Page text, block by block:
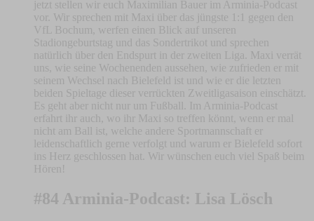
jetzt stellen wir euch Maximilian Bauer im Arminia-Podcast
vor. Wir sprechen mit Maxi über das jüngste 1:1 gegen den
VfL Bochum, werfen einen Blick auf unseren
Stadiongeburtstag und das Sondertrikot und sprechen
natürlich über den Endspurt in der zweiten Liga. Maxi verrät
uns, wie seine Wochenenden aussehen, wie zufrieden er mit
seinem Wechsel nach Bielefeld ist und wie er die letzten
beiden Spieltage dieser verrückten Zweitligasaison einschätzt.
Es geht aber nicht nur um Fußball. Im Arminia-Podcast
erfahrt ihr auch, wo ihr Maxi so treffen könnt, wenn er mal
nicht am Ball ist, welche andere Sportmannschaft er
leidenschaftlich gerne verfolgt und warum er Bielefeld sofort
ins Herz geschlossen hat. Wir wünschen euch viel Spaß beim
Hören!
#84 Arminia-Podcast: Lisa Lösch